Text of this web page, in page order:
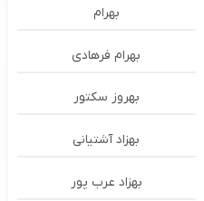
بهرام
بهرام فرهادی
بهروز سکتور
بهزاد آشتیانی
بهزاد عرب پور